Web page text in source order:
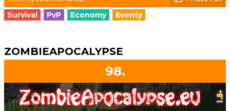
Survival PvP Economy Eventy
ZOMBIEAPOCALYPSE
98.